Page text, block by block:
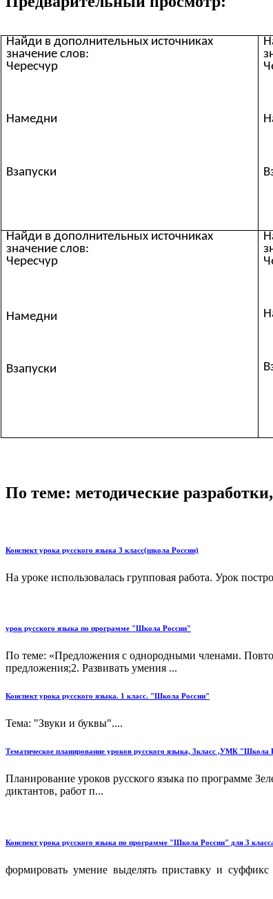
Найди в дополнительных источниках
значение слов:
Чересчур
Намедни
Взапуски
Найди в дополнительных источниках
значение слов:
Чересчур
Намедни
Взапуски
По теме: методические
Конспект урока русского языка 3 класс(школа России)
На уроке использовалась групповая работа. Урок
урок русского языка по программе "Школа России"
По теме: «Предложения с однородными членами.
предложения;2. Развивать умения ...
Конспект урока русского языка. 1 класс. "Школа России"
Тема: "Звуки и буквы"....
Тематическое планирование уроков русского языка, 3класс ,УМК
Планирование уроков русского языка по программе
диктантов, работ п...
Конспект урока русского языка по программе "Школа России" для 3
формировать умение выделять приставку и